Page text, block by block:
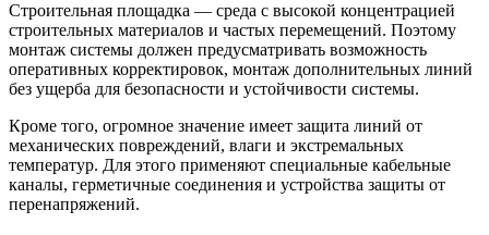
Строительная площадка — среда с высокой концентрацией
строительных материалов и частых перемещений. Поэтому
монтаж системы должен предусматривать возможность
оперативных корректировок, монтаж дополнительных линий
без ущерба для безопасности и устойчивости системы.
Кроме того, огромное значение имеет защита линий от
механических повреждений, влаги и экстремальных
температур. Для этого применяют специальные кабельные
каналы, герметичные соединения и устройства защиты от
перенапряжений.